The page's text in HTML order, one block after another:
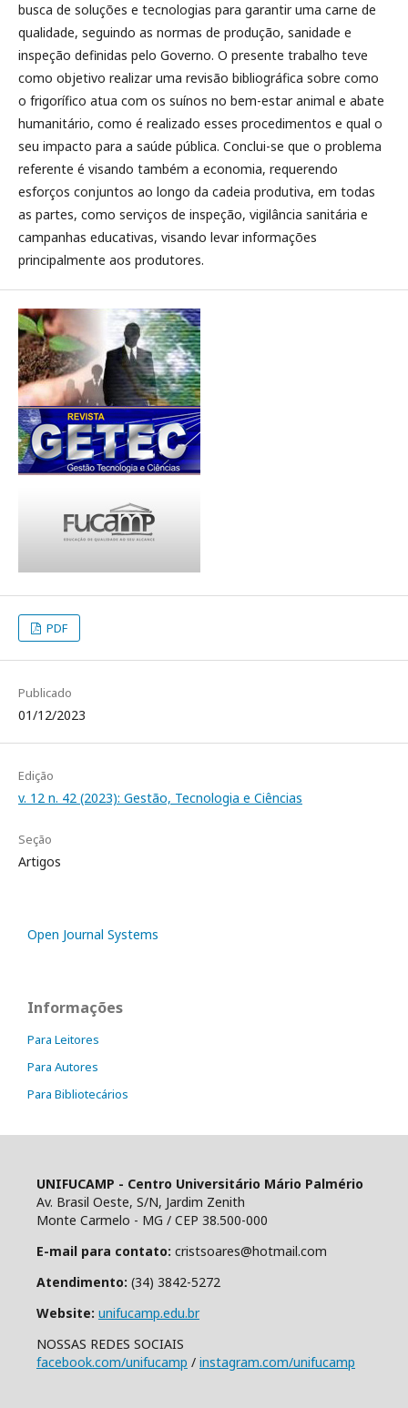
busca de soluções e tecnologias para garantir uma carne de
qualidade, seguindo as normas de produção, sanidade e
inspeção definidas pelo Governo. O presente trabalho teve
como objetivo realizar uma revisão bibliográfica sobre como
o frigorífico atua com os suínos no bem-estar animal e abate
humanitário, como é realizado esses procedimentos e qual o
seu impacto para a saúde pública. Conclui-se que o problema
referente é visando também a economia, requerendo
esforços conjuntos ao longo da cadeia produtiva, em todas
as partes, como serviços de inspeção, vigilância sanitária e
campanhas educativas, visando levar informações
principalmente aos produtores.
PDF
Publicado
01/12/2023
Edição
v. 12 n. 42 (2023): Gestão, Tecnologia e Ciências
Seção
Artigos
Open Journal Systems
Informações
Para Leitores
Para Autores
Para Bibliotecários
UNIFUCAMP - Centro Universitário Mário Palmério
Av. Brasil Oeste, S/N, Jardim Zenith
Monte Carmelo - MG / CEP 38.500-000
E-mail para contato: cristsoares@hotmail.com
Atendimento: (34) 3842-5272
Website: unifucamp.edu.br
NOSSAS REDES SOCIAIS
facebook.com/unifucamp / instagram.com/unifucamp